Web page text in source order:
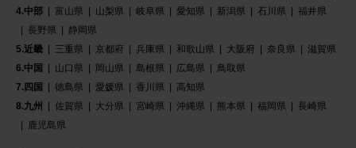
4.中部
富山県 山梨県 岐阜県 愛知県 新潟県 石川県
福井県
長野県
静岡県
5.近畿
三重県 京都府 兵庫県 和歌山県 大阪府 奈良県
滋賀県
6.中国
山口県 岡山県 島根県 広島県
鳥取県
7.四国
徳島県 愛媛県 香川県
高知県
8.九州
佐賀県 大分県 宮崎県 沖縄県 熊本県 福岡県
長崎県
鹿児島県